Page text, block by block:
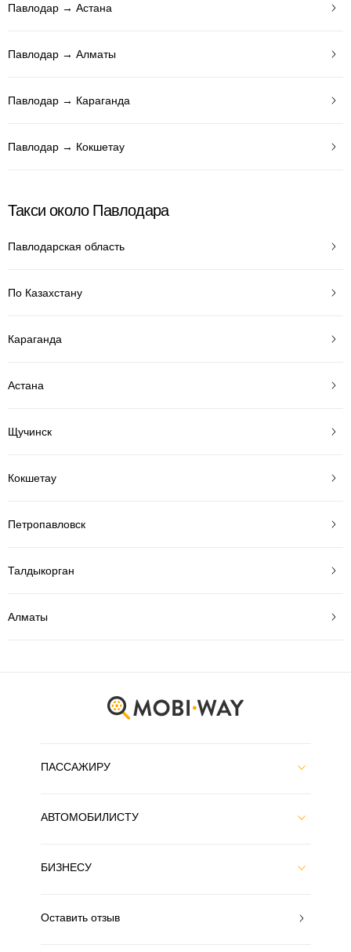
Павлодар → Астана
Павлодар → Алматы
Павлодар → Караганда
Павлодар → Кокшетау
Такси около Павлодара
Павлодарская область
По Казахстану
Караганда
Астана
Щучинск
Кокшетау
Петропавловск
Талдыкорган
Алматы
ПАССАЖИРУ
АВТОМОБИЛИСТУ
БИЗНЕСУ
Оставить отзыв